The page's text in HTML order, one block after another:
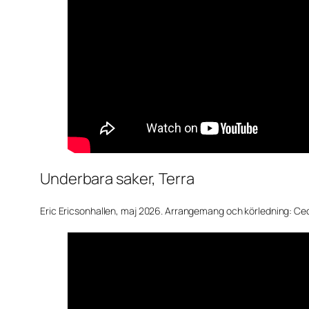
Underbara saker, Terra
Eric Ericsonhallen, maj 2026. Arrangemang och körledning: